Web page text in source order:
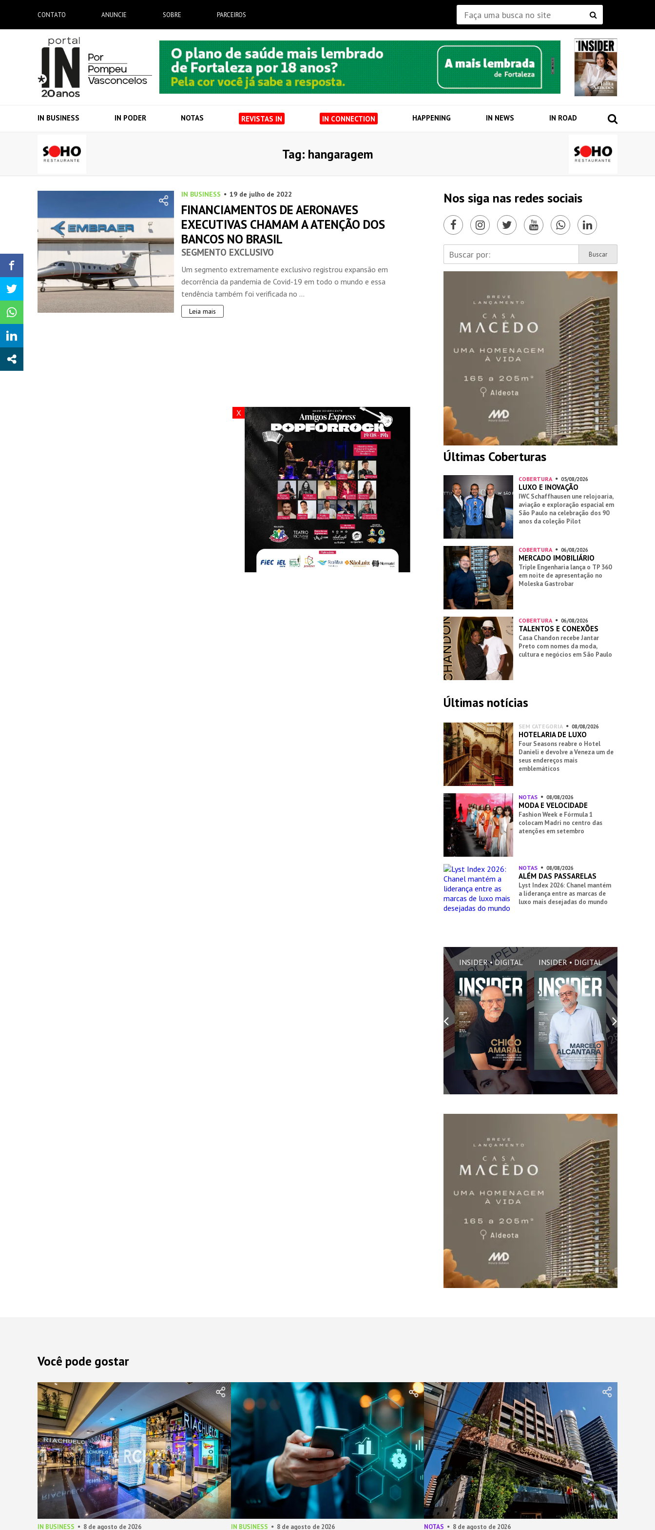
CONTATO ANUNCIE SOBRE PARCEIROS
IN BUSINESS IN PODER NOTAS REVISTAS IN IN CONNECTION HAPPENING IN NEWS IN ROAD
Tag: hangaragem
IN BUSINESS 19 de julho de 2022
FINANCIAMENTOS DE AERONAVES
EXECUTIVAS CHAMAM A ATENÇÃO DOS
BANCOS NO BRASIL
SEGMENTO EXCLUSIVO
Um segmento extremamente exclusivo registrou expansão em
decorrência da pandemia de Covid-19 em todo o mundo e essa
tendência também foi verificada no ...
Leia mais
Nos siga nas redes sociais
Últimas Coberturas
COBERTURA 05/08/2026
LUXO E INOVAÇÃO
IWC Schaffhausen une relojoaria,
aviação e exploração espacial em
São Paulo na celebração dos 90
anos da coleção Pilot
COBERTURA 06/08/2026
MERCADO IMOBILIÁRIO
Triple Engenharia lança o TP 360
em noite de apresentação no
Moleska Gastrobar
COBERTURA 06/08/2026
TALENTOS E CONEXÕES
Casa Chandon recebe Jantar
Preto com nomes da moda,
cultura e negócios em São Paulo
Últimas notícias
SEM CATEGORIA 08/08/2026
HOTELARIA DE LUXO
Four Seasons reabre o Hotel
Danieli e devolve a Veneza um de
seus endereços mais
emblemáticos
NOTAS 08/08/2026
MODA E VELOCIDADE
Fashion Week e Fórmula 1
colocam Madri no centro das
atenções em setembro
NOTAS 08/08/2026
ALÉM DAS PASSARELAS
Lyst Index 2026: Chanel mantém
a liderança entre as marcas de
luxo mais desejadas do mundo
INSIDER • DIGITAL INSIDER • DIGITAL
Você pode gostar
IN BUSINESS 8 de agosto de 2026 IN BUSINESS 8 de agosto de 2026 NOTAS 8 de agosto de 2026
X